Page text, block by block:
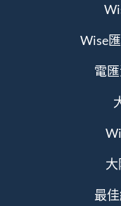
Wise
電
最